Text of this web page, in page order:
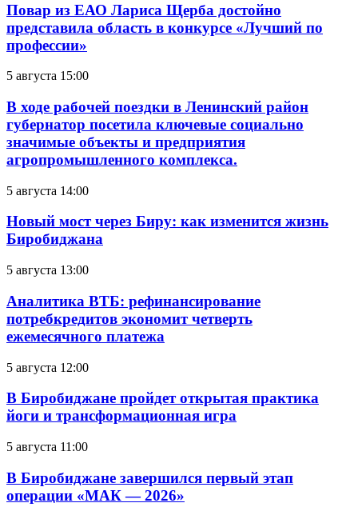
Повар из ЕАО Лариса Щерба достойно
представила область в конкурсе «Лучший по
профессии»
5 августа 15:00
В ходе рабочей поездки в Ленинский район
губернатор посетила ключевые социально
значимые объекты и предприятия
агропромышленного комплекса.
5 августа 14:00
Новый мост через Биру: как изменится жизнь
Биробиджана
5 августа 13:00
Аналитика ВТБ: рефинансирование
потребкредитов экономит четверть
ежемесячного платежа
5 августа 12:00
В Биробиджане пройдет открытая практика
йоги и трансформационная игра
5 августа 11:00
В Биробиджане завершился первый этап
операции «МАК — 2026»